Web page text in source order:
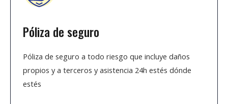
Póliza de seguro
Póliza de seguro a todo riesgo que incluye daños
propios y a terceros y asistencia 24h estés dónde
estés